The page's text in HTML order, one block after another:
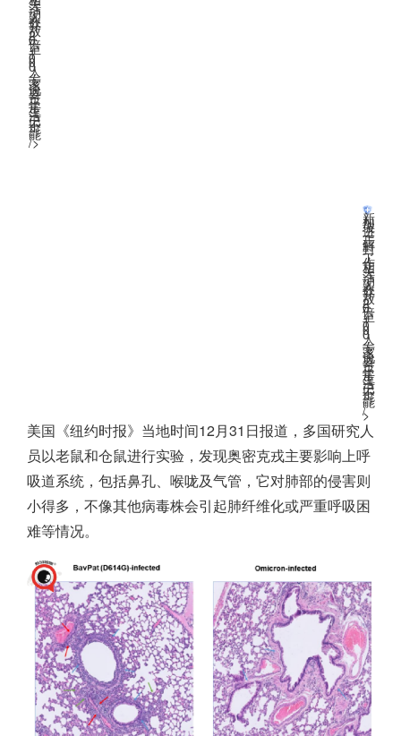
活
动
人
数
开
放
2
0
倍
至
1
0
0
0
人
；
专
家
说
要
过
正
常
生
活
已
不
可
能
”
/>
新
加
坡
进
一
步
解
封
，
工
作
相
关
活
动
人
数
开
放
2
0
倍
至
1
0
0
0
人
；
专
家
说
要
过
正
常
生
活
已
不
可
能
”
/>
美国《纽约时报》当地时间12月31日报道，多国研究人
员以老鼠和仓鼠进行实验，发现奥密克戎主要影响上呼
吸道系统，包括鼻孔、喉咙及气管，它对肺部的侵害则
小得多，不像其他病毒株会引起肺纤维化或严重呼吸困
难等情况。